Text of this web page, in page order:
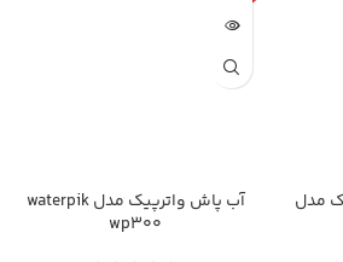
مدل
آب پاش واترپیک مدل waterpik
wp300